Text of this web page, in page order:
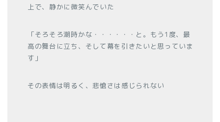
上で、静かに微笑んでいた
「そろそろ潮時かな・・・・・・と。もう1度、最
高の舞台に立ち、そして幕を引きたいと思っていま
す」
その表情は明るく、悲愴さは感じられない